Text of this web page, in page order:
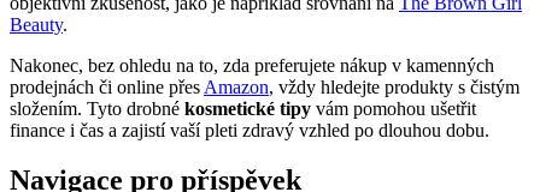
Beauty.
Nakonec, bez ohledu na to, zda preferujete nákup v kamenných
prodejnách či online přes Amazon, vždy hledejte produkty s čistým
složením. Tyto drobné kosmetické tipy vám pomohou ušetřit
finance i čas a zajistí vaší pleti zdravý vzhled po dlouhou dobu.
Navigace pro příspěvek